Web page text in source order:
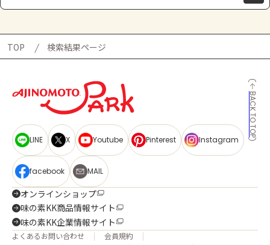
TOP 検索結果ページ
BACK TO TOP
LINE X Youtube Pinterest Instagram
facebook MAIL
オンラインショップ
味の素KK商品情報サイト
味の素KK企業情報サイト
よくあるお問い合わせ
会員規約